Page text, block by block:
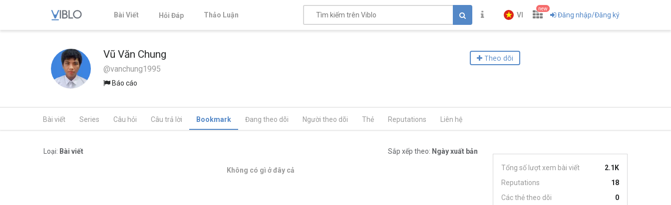
Bài Viết Hỏi Đáp Thảo Luận VI
new
Đăng nhập/Đăng ký
Vũ Văn Chung
@vanchung1995
Báo cáo
Theo dõi
Bài viết Series Câu hỏi Câu trả lời Bookmark Đang theo dõi Người theo dõi Thẻ Reputations Liên hệ
Loại: Bài viết Sắp xếp theo: Ngày xuất bản
Không có gì ở đây cả Tổng số lượt xem bài viết
2.1K
Reputations
18
Các thẻ theo dõi
0